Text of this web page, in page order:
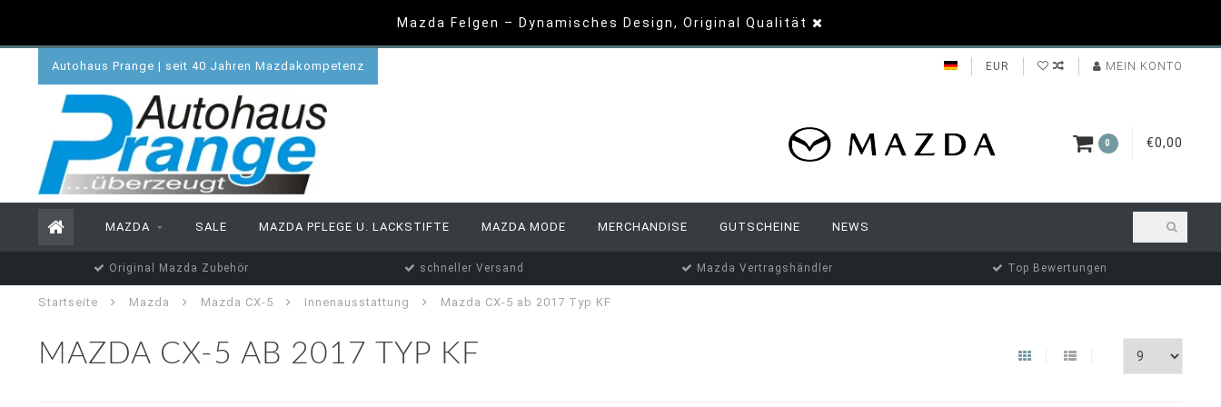
Mazda Felgen – Dynamisches Design, Original Qualität
Autohaus Prange | seit 40 Jahren Mazdakompetenz EUR MEIN KONTO
0 €0,00
MAZDA SALE MAZDA PFLEGE U. LACKSTIFTE MAZDA MODE MERCHANDISE GUTSCHEINE NEWS
Original Mazda Zubehör schneller Versand Mazda Vertragshändler Top Bewertungen
Startseite Mazda Mazda CX-5 Innenausstattung Mazda CX-5 ab 2017 Typ KF
MAZDA CX-5 AB 2017 TYP KF